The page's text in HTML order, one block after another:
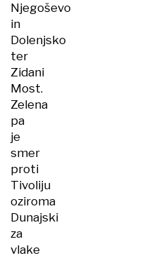
Njegoševo
in
Dolenjsko
ter
Zidani
Most.
Zelena
pa
je
smer
proti
Tivoliju
oziroma
Dunajski
za
vlake